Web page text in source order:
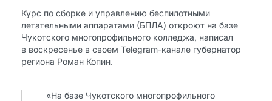
Курс по сборке и управлению беспилотными
летательными аппаратами (БПЛА) откроют на базе
Чукотского многопрофильного колледжа, написал
в воскресенье в своем Telegram-канале губернатор
региона Роман Копин.
«На базе Чукотского многопрофильного